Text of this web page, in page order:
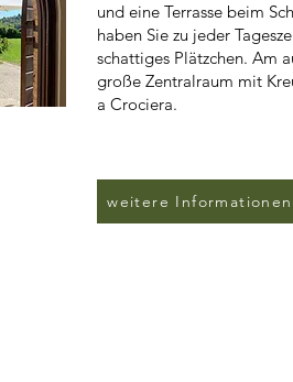
und eine Terrasse beim
haben Sie zu jeder
schattiges Plätzchen. Am
große Zentralraum mit
a Crociera.
weitere Informationen